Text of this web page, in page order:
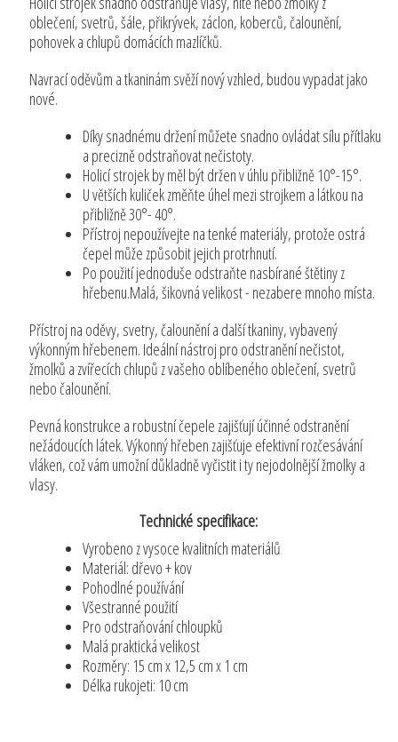
oblečení, svetrů, šále, přikrývek, záclon, koberců, čalounění,
pohovek a chlupů domácích mazlíčků.
Navrací oděvům a tkaninám svěží nový vzhled, budou vypadat jako
nové.
Díky snadnému držení můžete snadno ovládat sílu přítlaku
a precizně odstraňovat nečistoty.
Holicí strojek by měl být držen v úhlu přibližně 10°-15°.
U větších kuliček změňte úhel mezi strojkem a látkou na
přibližně 30°- 40°.
Přístroj nepoužívejte na tenké materiály, protože ostrá
čepel může způsobit jejich protrhnutí.
Po použití jednoduše odstraňte nasbírané štětiny z
hřebenu.Malá, šikovná velikost - nezabere mnoho místa.
Přístroj na oděvy, svetry, čalounění a další tkaniny, vybavený
výkonným hřebenem. Ideální nástroj pro odstranění nečistot,
žmolků a zvířecích chlupů z vašeho oblíbeného oblečení, svetrů
nebo čalounění.
Pevná konstrukce a robustní čepele zajišťují účinné odstranění
nežádoucích látek. Výkonný hřeben zajišťuje efektivní rozčesávání
vláken, což vám umožní důkladně vyčistit i ty nejodolnější žmolky a
vlasy.
Technické specifikace:
Vyrobeno z vysoce kvalitních materiálů
Materiál: dřevo + kov
Pohodlné používání
Všestranné použití
Pro odstraňování chloupků
Malá praktická velikost
Rozměry: 15 cm x 12,5 cm x 1 cm
Délka rukojeti: 10 cm